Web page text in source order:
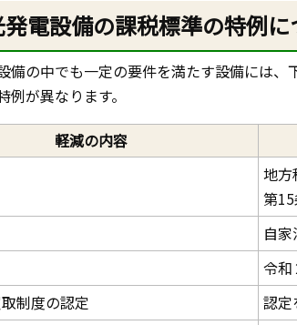
電設備の課税標準の特例に
備の中でも一定の要件を満たす設備には
例が異なります。
軽減の内容
地方
第
自
令和
制度の認定
認定